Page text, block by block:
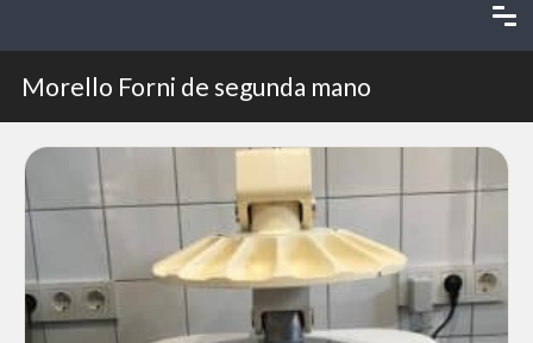
Morello Forni de segunda mano